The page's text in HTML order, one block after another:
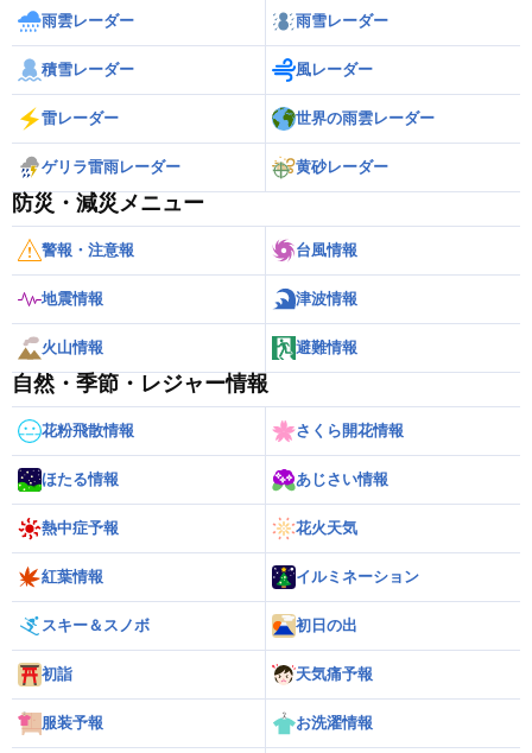
雨雲レーダー 雨雪レーダー
積雪レーダー 風レーダー
雷レーダー 世界の雨雲レーダー
ゲリラ雷雨レーダー 黄砂レーダー
防災・減災メニュー
警報・注意報 台風情報
地震情報 津波情報
火山情報 避難情報
自然・季節・レジャー情報
花粉飛散情報 さくら開花情報
ほたる情報 あじさい情報
熱中症予報 花火天気
紅葉情報 イルミネーション
スキー＆スノボ 初日の出
初詣 天気痛予報
服装予報 お洗濯情報